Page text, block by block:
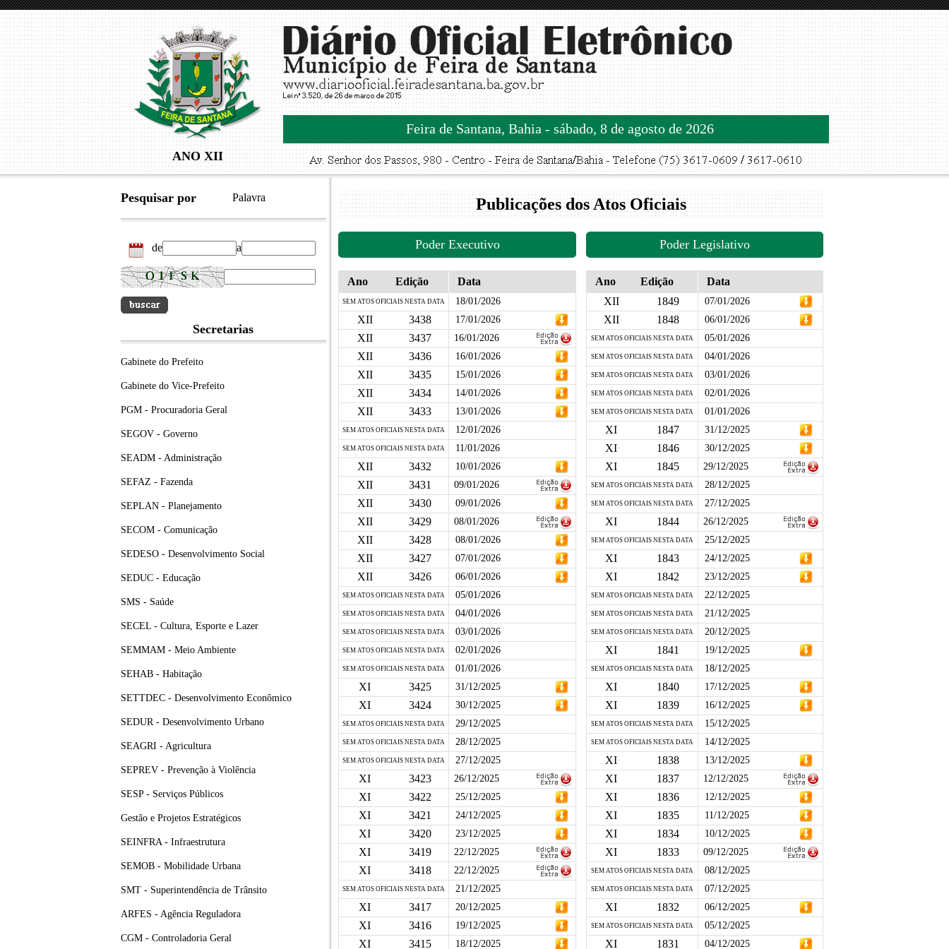
ANO XII
Feira de Santana, Bahia - sábado, 8 de agosto de 2026
Pesquisar por Palavra
de a
Secretarias
Gabinete do Prefeito
Gabinete do Vice-Prefeito
PGM - Procuradoria Geral
SEGOV - Governo
SEADM - Administração
SEFAZ - Fazenda
SEPLAN - Planejamento
SECOM - Comunicação
SEDESO - Desenvolvimento Social
SEDUC - Educação
SMS - Saúde
SECEL - Cultura, Esporte e Lazer
SEMMAM - Meio Ambiente
SEHAB - Habitação
SETTDEC - Desenvolvimento Econômico
SEDUR - Desenvolvimento Urbano
SEAGRI - Agricultura
SEPREV - Prevenção à Violência
SESP - Serviços Públicos
Gestão e Projetos Estratégicos
SEINFRA - Infraestrutura
SEMOB - Mobilidade Urbana
SMT - Superintendência de Trânsito
ARFES - Agência Reguladora
CGM - Controladoria Geral
Publicações dos Atos Oficiais
Poder Executivo Poder Legislativo
Ano Edição Data
SEM ATOS OFICIAIS NESTA DATA 18/01/2026
XII 3438 17/01/2026
XII 3437 16/01/2026
XII 3436 16/01/2026
XII 3435 15/01/2026
XII 3434 14/01/2026
XII 3433 13/01/2026
SEM ATOS OFICIAIS NESTA DATA 12/01/2026
SEM ATOS OFICIAIS NESTA DATA 11/01/2026
XII 3432 10/01/2026
XII 3431 09/01/2026
XII 3430 09/01/2026
XII 3429 08/01/2026
XII 3428 08/01/2026
XII 3427 07/01/2026
XII 3426 06/01/2026
SEM ATOS OFICIAIS NESTA DATA 05/01/2026
SEM ATOS OFICIAIS NESTA DATA 04/01/2026
SEM ATOS OFICIAIS NESTA DATA 03/01/2026
SEM ATOS OFICIAIS NESTA DATA 02/01/2026
SEM ATOS OFICIAIS NESTA DATA 01/01/2026
XI 3425 31/12/2025
XI 3424 30/12/2025
SEM ATOS OFICIAIS NESTA DATA 29/12/2025
SEM ATOS OFICIAIS NESTA DATA 28/12/2025
SEM ATOS OFICIAIS NESTA DATA 27/12/2025
XI 3423 26/12/2025
XI 3422 25/12/2025
XI 3421 24/12/2025
XI 3420 23/12/2025
XI 3419 22/12/2025
XI 3418 22/12/2025
SEM ATOS OFICIAIS NESTA DATA 21/12/2025
XI 3417 20/12/2025
XI 3416 19/12/2025
XI 3415 18/12/2025
Ano Edição
Data
XII
1849 07/01/2026
XII 1848 06/01/2026
SEM ATOS OFICIAIS NESTA DATA 05/01/2026
SEM ATOS OFICIAIS NESTA DATA 04/01/2026
SEM ATOS OFICIAIS NESTA DATA 03/01/2026
SEM ATOS OFICIAIS NESTA DATA 02/01/2026
SEM ATOS OFICIAIS NESTA DATA 01/01/2026
XI 1847 31/12/2025
XI 1846 30/12/2025
XI 1845 29/12/2025
SEM ATOS OFICIAIS NESTA DATA 28/12/2025
SEM ATOS OFICIAIS NESTA DATA 27/12/2025
XI 1844 26/12/2025
SEM ATOS OFICIAIS NESTA DATA 25/12/2025
XI 1843 24/12/2025
XI 1842 23/12/2025
SEM ATOS OFICIAIS NESTA DATA 22/12/2025
SEM ATOS OFICIAIS NESTA DATA 21/12/2025
SEM ATOS OFICIAIS NESTA DATA 20/12/2025
XI 1841 19/12/2025
SEM ATOS OFICIAIS NESTA DATA 18/12/2025
XI 1840 17/12/2025
XI 1839 16/12/2025
SEM ATOS OFICIAIS NESTA DATA 15/12/2025
SEM ATOS OFICIAIS NESTA DATA 14/12/2025
XI 1838 13/12/2025
XI 1837 12/12/2025
XI 1836 12/12/2025
XI 1835 11/12/2025
XI 1834 10/12/2025
XI 1833 09/12/2025
SEM ATOS OFICIAIS NESTA DATA 08/12/2025
SEM ATOS OFICIAIS NESTA DATA 07/12/2025
XI 1832 06/12/2025
SEM ATOS OFICIAIS NESTA DATA 05/12/2025
XI 1831 04/12/2025